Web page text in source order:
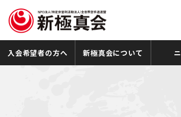
入会希望者の方へ 新極真会について